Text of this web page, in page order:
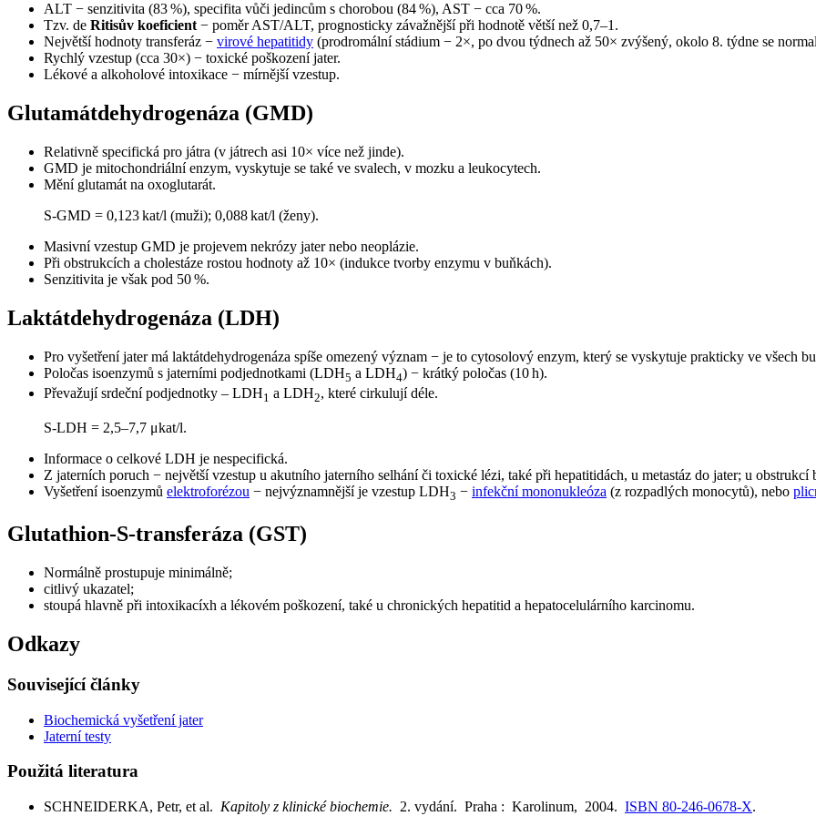
ALT − senzitivita (83 %), specifita vůči jedincům s chorobou (84 %), AST − cca 70 %.
Tzv. de Ritisův koeficient − poměr AST/ALT, prognosticky závažnější při hodnotě větší než 0,7–1.
Největší hodnoty transferáz − virové hepatitidy (prodromální stádium − 2×, po dvou týdnech až 50× zvýšený, okolo 8. týdne se
Rychlý vzestup (cca 30×) − toxické poškození jater.
Lékové a alkoholové intoxikace − mírnější vzestup.
Glutamátdehydrogenáza (GMD)
Relativně specifická pro játra (v játrech asi 10× více než jinde).
GMD je mitochondriální enzym, vyskytuje se také ve svalech, v mozku a leukocytech.
Mění glutamát na oxoglutarát.
S-GMD = 0,123 kat/l (muži); 0,088 kat/l (ženy).
Masivní vzestup GMD je projevem nekrózy jater nebo neoplázie.
Při obstrukcích a cholestáze rostou hodnoty až 10× (indukce tvorby enzymu v buňkách).
Senzitivita je však pod 50 %.
Laktátdehydrogenáza (LDH)
Pro vyšetření jater má laktátdehydrogenáza spíše omezený význam − je to cytosolový enzym, který se vyskytuje prakticky ve všech
Poločas isoenzymů s jaterními podjednotkami (LDH5 a LDH4) − krátký poločas (10 h).
Převažují srdeční podjednotky – LDH1 a LDH2, které cirkulují déle.
S-LDH = 2,5–7,7 μkat/l.
Informace o celkové LDH je nespecifická.
Z jaterních poruch − největší vzestup u akutního jaterního selhání či toxické lézi, také při hepatitidách, u metastáz do jater; u obstrukcí
Vyšetření isoenzymů elektroforézou − nejvýznamnější je vzestup LDH3 − infekční mononukleóza (z rozpadlých monocytů), nebo
Glutathion-S-transferáza (GST)
Normálně prostupuje minimálně;
citlivý ukazatel;
stoupá hlavně při intoxikacíxh a lékovém poškození, také u chronických hepatitid a hepatocelulárního karcinomu.
Odkazy
Související články
Biochemická vyšetření jater
Jaterní testy
Použitá literatura
SCHNEIDERKA, Petr, et al. Kapitoly z klinické biochemie. 2. vydání. Praha : Karolinum, 2004. ISBN 80-246-0678-X.